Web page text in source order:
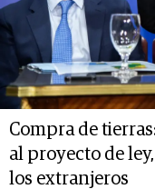
Compra de
al proyecto de
los extranjeros